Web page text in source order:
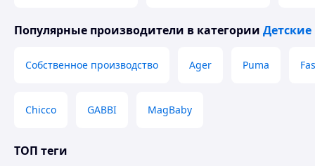
Популярные производители в категории
Собственное производство Ager Puma
Chicco GABBI MagBaby
ТОП теги